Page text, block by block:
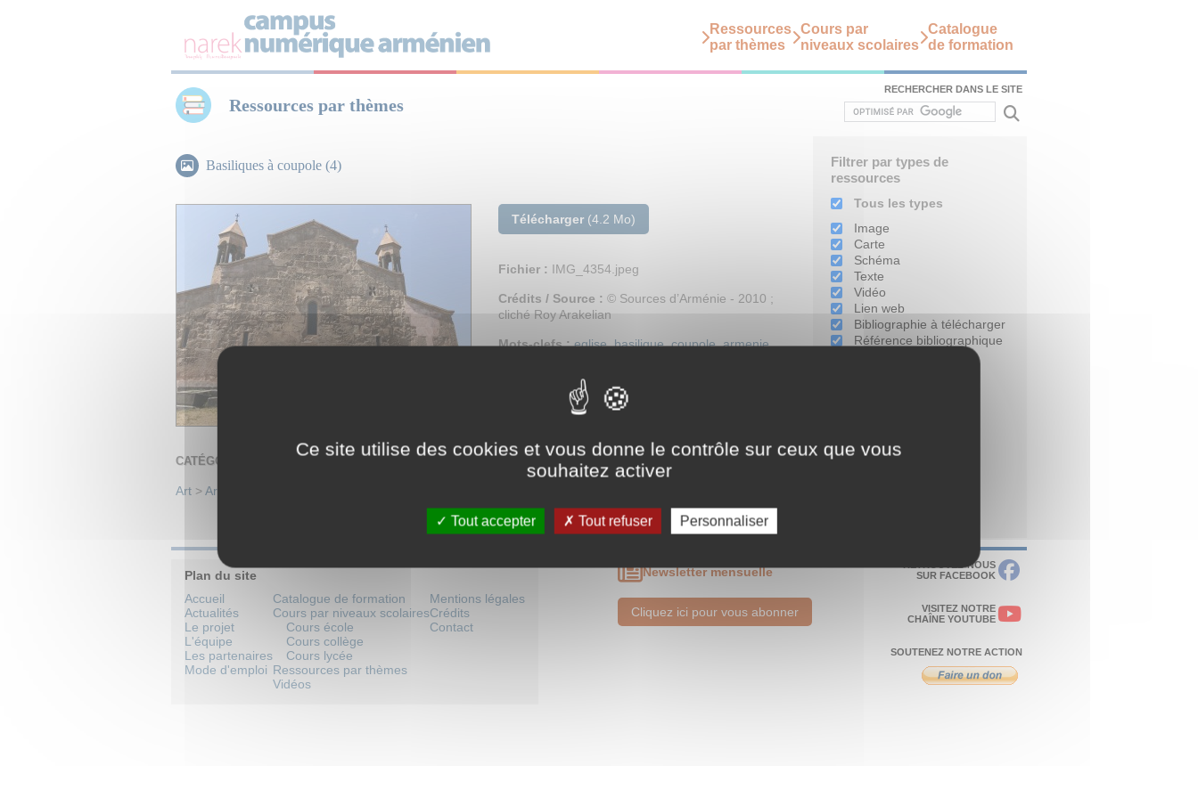
Ressources
par thèmes
Cours par
niveaux scolaires
Catalogue
de formation
Ressources par thèmes
RECHERCHER DANS LE SITE
Basiliques à coupole (4)
Télécharger (4.2 Mo)
Fichier : IMG_4354.jpeg
Crédits / Source : © Sources d’Arménie - 2010 ;
cliché Roy Arakelian
Mots-clefs : eglise,basilique,coupole,armenie
CATÉGORIES
Art >Architecture
Filtrer par types de
ressources
Tous les types
Image
Carte
Schéma
Texte
Vidéo
Lien web
Bibliographie à télécharger
Référence bibliographique
Plan du site
Accueil
Actualités
Le projet
L'équipe
Les partenaires
Mode d'emploi
Catalogue de formation
Cours par niveaux scolaires
Cours école
Cours collège
Cours lycée
Ressources par thèmes
Vidéos
Mentions légales
Crédits
Contact
Newsletter mensuelle
Cliquez ici pour vous abonner
RETROUVEZ-NOUS
SUR FACEBOOK
VISITEZ NOTRE
CHAÎNE YOUTUBE
SOUTENEZ NOTRE ACTION
Ce site utilise des cookies et vous donne le contrôle sur ceux que vous
souhaitez activer
Tout accepter Tout refuser Personnaliser